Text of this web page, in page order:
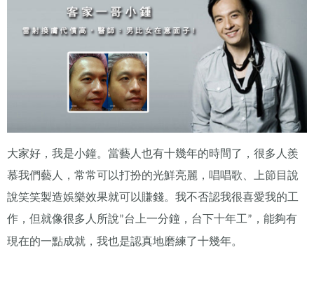
大家好，我是小鐘。當藝人也有十幾年的時間了，很多人羨
慕我們藝人，常常可以打扮的光鮮亮麗，唱唱歌、上節目說
說笑笑製造娛樂效果就可以賺錢。我不否認我很喜愛我的工
作，但就像很多人所說”台上一分鐘，台下十年工” ，能夠有
現在的一點成就，我也是認真地磨練了十幾年。